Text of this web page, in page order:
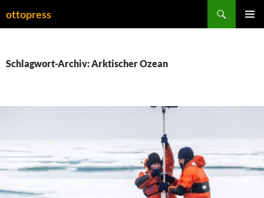
Inhalt
ottopress
Schlagwort-Archiv: Arktischer Ozean